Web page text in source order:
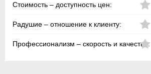
Стоимость – доступность цен:
Радушие – отношение к клиенту:
Профессионализм – скорость и качество: